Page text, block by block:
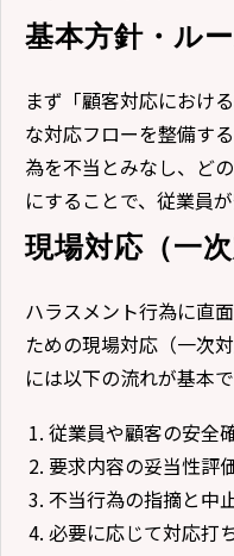
基本方針・ル
まず「顧客対応におけ
な対応フローを整備す
為を不当とみなし、ど
にすることで、従業員
現場対応（一
ハラスメント行為に直
ための現場対応（一次
には以下の流れが基本で
従業員や顧客の安全
要求内容の妥当性評
不当行為の指摘と中
必要に応じて対応打